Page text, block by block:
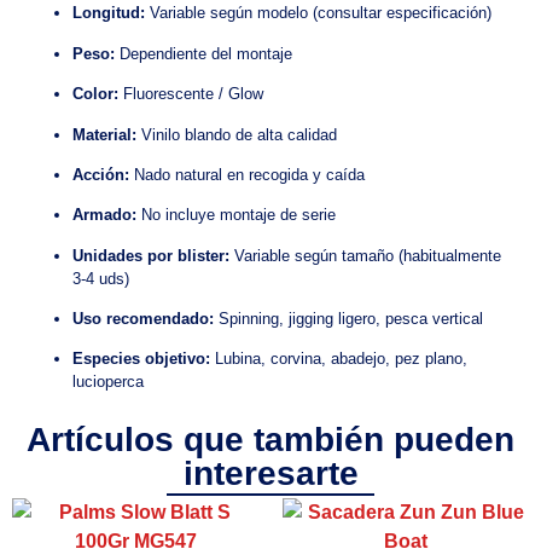
Longitud: Variable según modelo (consultar especificación)
Peso: Dependiente del montaje
Color: Fluorescente / Glow
Material: Vinilo blando de alta calidad
Acción: Nado natural en recogida y caída
Armado: No incluye montaje de serie
Unidades por blister: Variable según tamaño (habitualmente
3-4 uds)
Uso recomendado: Spinning, jigging ligero, pesca vertical
Especies objetivo: Lubina, corvina, abadejo, pez plano,
lucioperca
Artículos que también pueden
interesarte